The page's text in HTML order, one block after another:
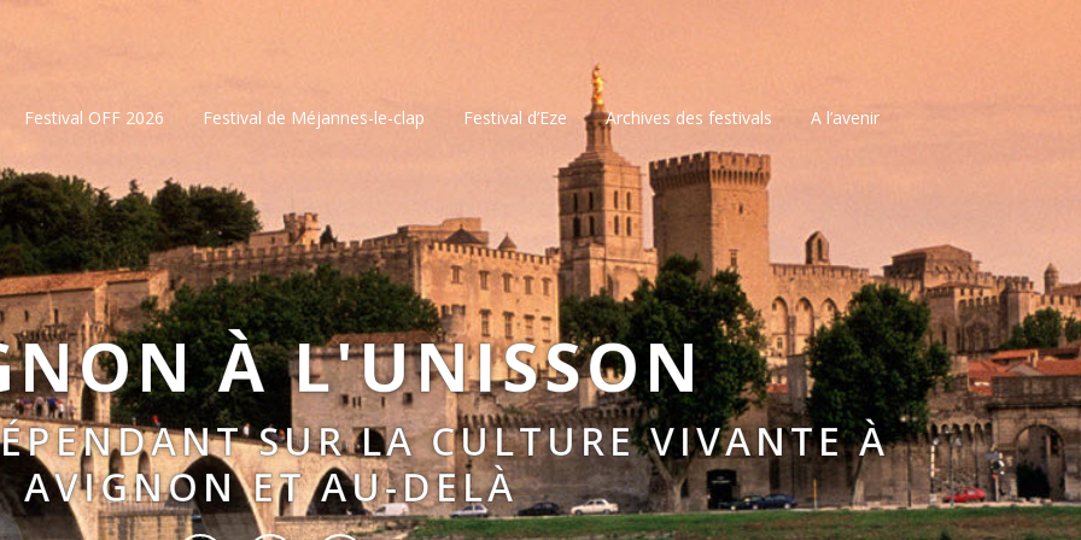
Festival OFF 2026 Festival de Méjannes-le-clap Festival d’Eze Archives des festivals A l’avenir
À L'UNISSON
SUR LA CULTURE VIVANTE À
AVIGNON ET AU-DELÀ